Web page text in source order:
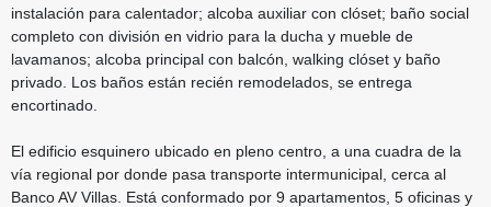
instalación para calentador; alcoba auxiliar con clóset; baño social
completo con división en vidrio para la ducha y mueble de
lavamanos; alcoba principal con balcón, walking clóset y baño
privado. Los baños están recién remodelados, se entrega
encortinado.
El edificio esquinero ubicado en pleno centro, a una cuadra de la
vía regional por donde pasa transporte intermunicipal, cerca al
Banco AV Villas. Está conformado por 9 apartamentos, 5 oficinas y